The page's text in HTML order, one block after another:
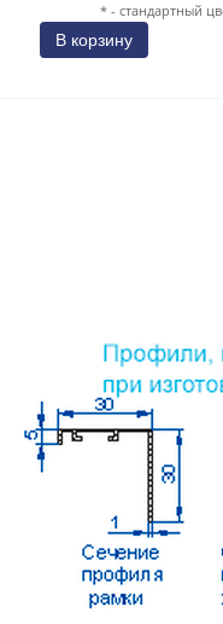
* - стандартный